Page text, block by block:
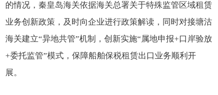
的情况，秦皇岛海关依据海关总署关于特殊监管区域租赁
业务创新政策，及时向企业进行政策解读，同时对接塘沽
海关建立“异地共管”机制，创新实施“属地申报+口岸验放
+委托监管”模式，保障船舶保税租赁出口业务顺利开
展。